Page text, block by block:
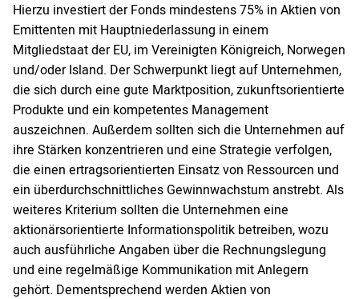
Hierzu investiert der Fonds mindestens 75% in Aktien von
Emittenten mit Hauptniederlassung in einem
Mitgliedstaat der EU, im Vereinigten Königreich, Norwegen
und/oder Island. Der Schwerpunkt liegt auf Unternehmen,
die sich durch eine gute Marktposition, zukunftsorientierte
Produkte und ein kompetentes Management
auszeichnen. Außerdem sollten sich die Unternehmen auf
ihre Stärken konzentrieren und eine Strategie verfolgen,
die einen ertragsorientierten Einsatz von Ressourcen und
ein überdurchschnittliches Gewinnwachstum anstrebt. Als
weiteres Kriterium sollten die Unternehmen eine
aktionärsorientierte Informationspolitik betreiben, wozu
auch ausführliche Angaben über die Rechnungslegung
und eine regelmäßige Kommunikation mit Anlegern
gehört. Dementsprechend werden Aktien von